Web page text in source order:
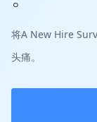
将A New Hire
头痛。